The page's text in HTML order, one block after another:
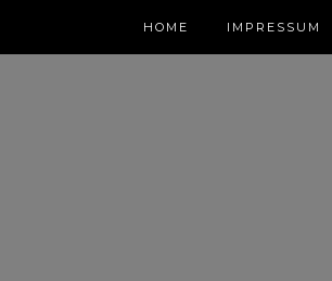
HOME IMPRESSUM